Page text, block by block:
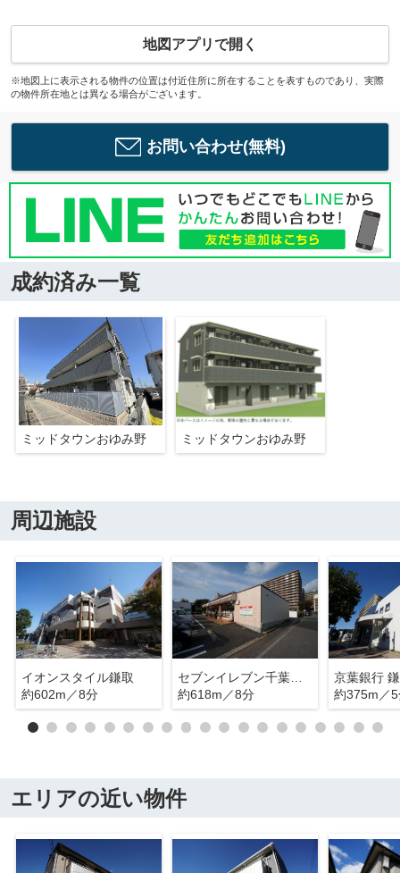
地図アプリで開く
※地図上に表示される物件の位置は付近住所に所在することを表すものであり、実際
の物件所在地とは異なる場合がございます。
お問い合わせ(無料)
成約済み一覧
ミッドタウンおゆみ野 ミッドタウンおゆみ野
周辺施設
イオンスタイル鎌取
約602m／8分
セブンイレブン千葉おゆみ野3丁目店
約618m／8分
京葉銀行
約375m／
エリアの近い物件